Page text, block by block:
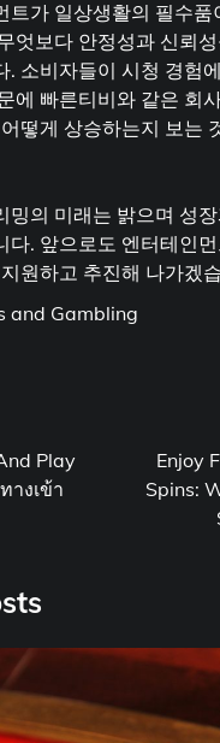
트가 일상생활의 필수품
엇보다 안정성과 신뢰
. 소비자들이 시청 경험
에 빠른티비와 같은 회
떻게 상승하는지 보는
밍의 미래는 밝으며 성
다. 앞으로도 엔터테인
원하고 추진해 나가겠
and Gambling
Play
างเข้า
Enjoy
Spins: